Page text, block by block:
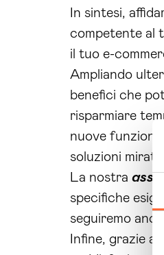
In sintesi,
competente al
il tuo e-
Ampliando
benefici che
risparmiare
nuove
soluzioni
La nostra
specifiche
seguiremo
Infine, grazie